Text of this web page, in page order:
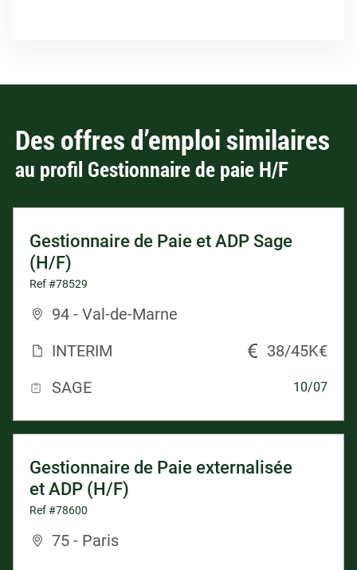
Des offres d’emploi similaires
au profil Gestionnaire de paie H/F
Gestionnaire de Paie et ADP Sage
(H/F)
Ref #78529
94 - Val-de-Marne
INTERIM
38/45K€
SAGE
10/07
Gestionnaire de Paie externalisée
et ADP (H/F)
Ref #78600
75 - Paris